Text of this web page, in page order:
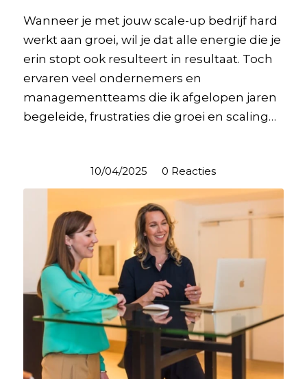
Wanneer je met jouw scale-up bedrijf hard
werkt aan groei, wil je dat alle energie die je
erin stopt ook resulteert in resultaat. Toch
ervaren veel ondernemers en
managementteams die ik afgelopen jaren
begeleide, frustraties die groei en scaling…
10/04/2025
/ 0 Reacties